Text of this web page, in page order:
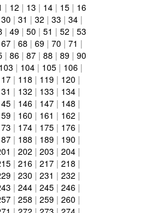
| 12 | 13 | 14| 15| 16
30 | 31 | 32 | 33 | 34|
| 49| 50 | 51 | 52 | 53
67| 68 | 69| 70 | 71 |
| 86| 87| 88 | 89| 90
103 | 104| 105| 106|
| 118 | 119| 120 |
| 132 | 133 | 134|
| 146| 147| 148 |
| 160 | 161 | 162 |
| 174| 175| 176|
| 188 | 189| 190 |
| 202 | 203 | 204|
| 216| 217| 218 |
| 230 | 231 | 232 |
| 244| 245| 246|
| 258 | 259| 260 |